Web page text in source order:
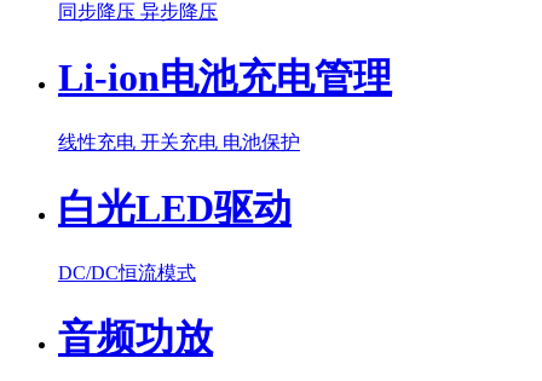
同步降压 异步降压
Li-ion电池充电管理
线性充电 开关充电 电池保护
白光LED驱动
DC/DC恒流模式
音频功放